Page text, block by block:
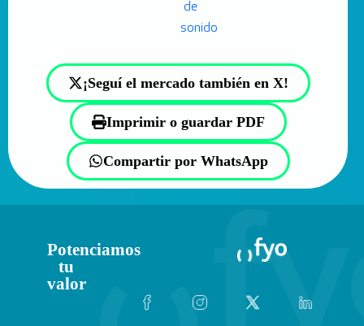
¡Seguí el mercado también en X!
Imprimir o guardar PDF
Compartir por WhatsApp
Potenciamos
tu
valor